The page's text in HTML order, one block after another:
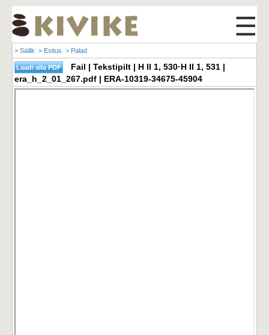
☰
> Säilik > Esitus > Palad
Fail | Tekstipilt | H II 1, 530·H II 1, 531 |
era_h_2_01_267.pdf | ERA-10319-34675-45904